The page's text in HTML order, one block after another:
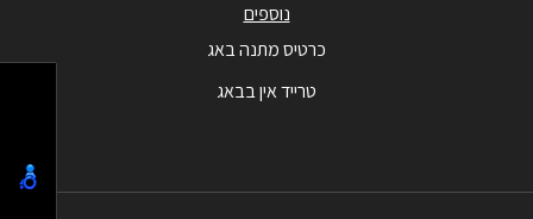
נוספים
כרטיס מתנה באג
טרייד אין בבאג